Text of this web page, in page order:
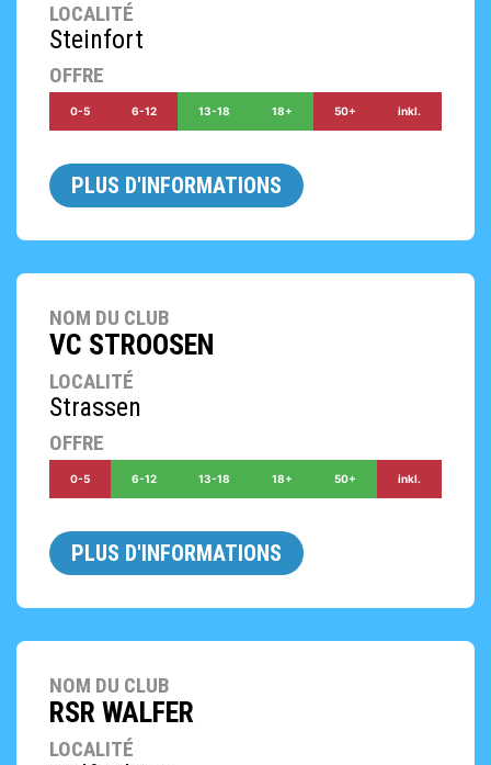
LOCALITÉ
Steinfort
OFFRE
0-5 6-12 13-18 18+ 50+ inkl.
PLUS D'INFORMATIONS
NOM DU CLUB
VC STROOSEN
LOCALITÉ
Strassen
OFFRE
0-5 6-12 13-18 18+ 50+ inkl.
PLUS D'INFORMATIONS
NOM DU CLUB
RSR WALFER
LOCALITÉ